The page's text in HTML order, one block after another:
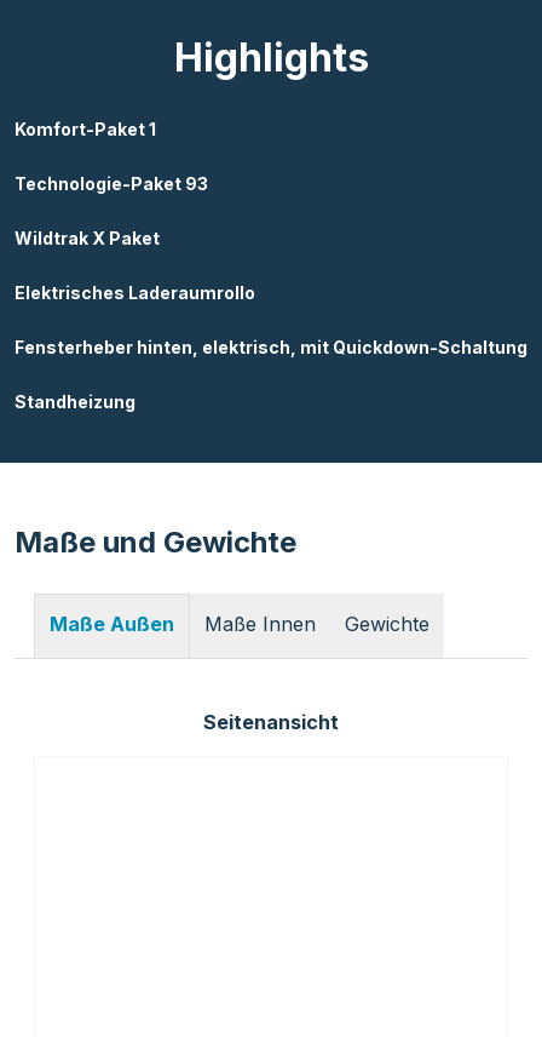
Highlights
Komfort-Paket 1
Technologie-Paket 93
Wildtrak X Paket
Elektrisches Laderaumrollo
Fensterheber hinten, elektrisch, mit Quickdown-Schaltung
Standheizung
Maße und Gewichte
Maße Außen Maße Innen Gewichte
Seitenansicht